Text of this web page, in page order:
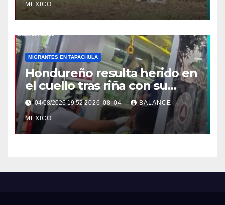
MEXICO
MIGRANTES EN TAPACHULA
Hondureño resulta herido en
el cuello tras riña con su
pareja en Tapachula
04/08/2026 19:522026-08-04 BALANCE
MEXICO